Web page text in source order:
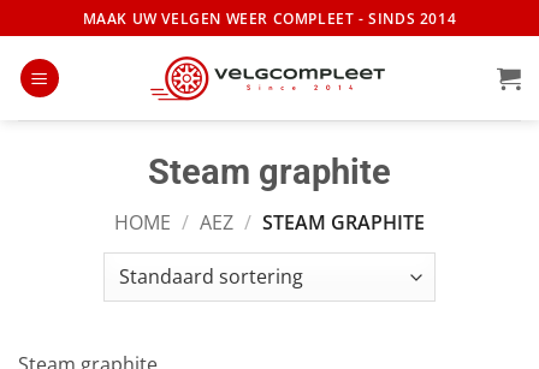
naar
inhoud
MAAK UW VELGEN WEER COMPLEET - SINDS 2014
Steam graphite
HOME / AEZ / STEAM GRAPHITE
Steam graphite